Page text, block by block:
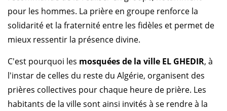
pour les hommes. La prière en groupe renforce la
solidarité et la fraternité entre les fidèles et permet de
mieux ressentir la présence divine.
C'est pourquoi les mosquées de la ville EL GHEDIR, à
l'instar de celles du reste du Algérie, organisent des
prières collectives pour chaque heure de prière. Les
habitants de la ville sont ainsi invités à se rendre à la